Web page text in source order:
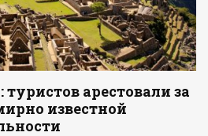
арестовали за
известной